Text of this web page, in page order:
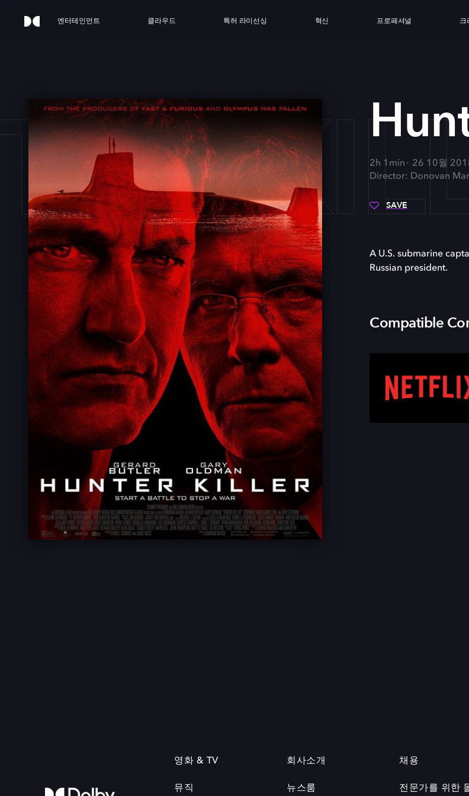
엔터테인먼트 클라우드 특허 라이선싱 혁신 프로페셔널 크
2h 1min
26 10월
Director: Donovan
SAVE
A U.S. submarine
Russian president.
Compatible
영화 & TV
뮤직
회사소개
뉴스룸
채용
전문가를 위한